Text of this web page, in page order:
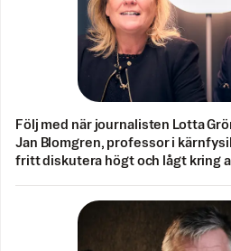
Följ med när journalisten Lotta
Jan Blomgren, professor i
fritt diskutera högt och lågt kring